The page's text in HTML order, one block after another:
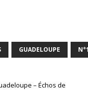
GUADELOUPE
– Échos de